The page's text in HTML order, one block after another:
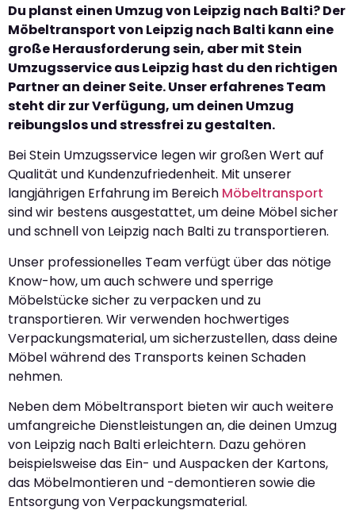
Du planst einen Umzug von Leipzig nach Balti? Der
Möbeltransport von Leipzig nach Balti kann eine
große Herausforderung sein, aber mit Stein
Umzugsservice aus Leipzig hast du den richtigen
Partner an deiner Seite. Unser erfahrenes Team
steht dir zur Verfügung, um deinen Umzug
reibungslos und stressfrei zu gestalten.
Bei Stein Umzugsservice legen wir großen Wert auf
Qualität und Kundenzufriedenheit. Mit unserer
langjährigen Erfahrung im Bereich Möbeltransport
sind wir bestens ausgestattet, um deine Möbel sicher
und schnell von Leipzig nach Balti zu transportieren.
Unser professionelles Team verfügt über das nötige
Know-how, um auch schwere und sperrige
Möbelstücke sicher zu verpacken und zu
transportieren. Wir verwenden hochwertiges
Verpackungsmaterial, um sicherzustellen, dass deine
Möbel während des Transports keinen Schaden
nehmen.
Neben dem Möbeltransport bieten wir auch weitere
umfangreiche Dienstleistungen an, die deinen Umzug
von Leipzig nach Balti erleichtern. Dazu gehören
beispielsweise das Ein- und Auspacken der Kartons,
das Möbelmontieren und -demontieren sowie die
Entsorgung von Verpackungsmaterial.